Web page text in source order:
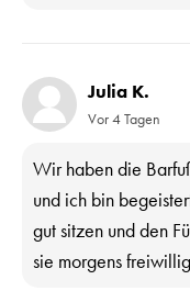
Julia K.
Vor 4 Tagen
Wir haben die
und ich bin
gut sitzen und den
sie morgens